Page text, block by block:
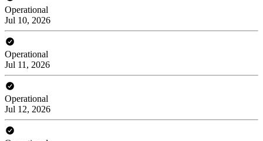
Operational
Jul 10, 2026
Operational
Jul 11, 2026
Operational
Jul 12, 2026